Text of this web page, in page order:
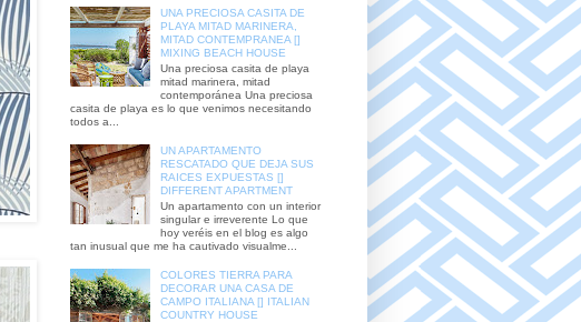
UNA PRECIOSA CASITA DE
PLAYA MITAD MARINERA,
MITAD CONTEMPRANEA []
MIXING BEACH HOUSE
Una preciosa casita de playa
mitad marinera, mitad
contemporánea Una preciosa
casita de playa es lo que venimos necesitando
todos a...
UN APARTAMENTO
RESCATADO QUE DEJA SUS
RAICES EXPUESTAS []
DIFFERENT APARTMENT
Un apartamento con un interior
singular e irreverente Lo que
hoy veréis en el blog es algo
tan inusual que me ha cautivado visualme...
COLORES TIERRA PARA
DECORAR UNA CASA DE
CAMPO ITALIANA [] ITALIAN
COUNTRY HOUSE